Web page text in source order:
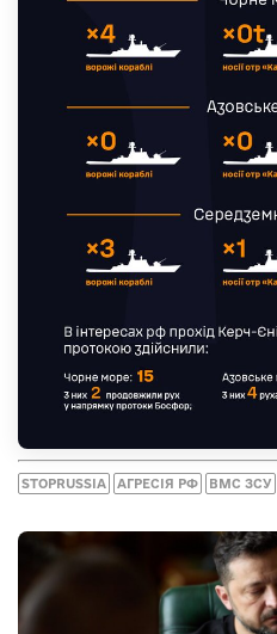
STOPRUSSIA АГРЕСІЯ РФ ВМС ЗСУ